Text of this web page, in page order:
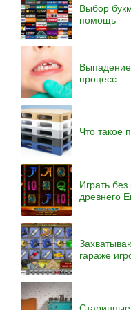
Выбор
помощь
процесс
Что такое
Играть
древнего
гараже